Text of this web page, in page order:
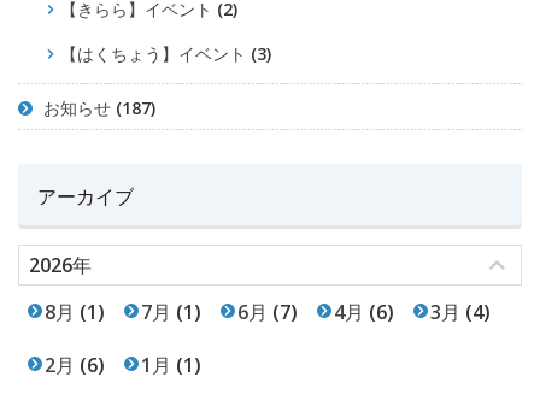
【きらら】イベント (2)
【はくちょう】イベント (3)
お知らせ (187)
アーカイブ
2026年
8月 (1) 7月 (1) 6月 (7) 4月 (6) 3月 (4)
2月 (6) 1月 (1)